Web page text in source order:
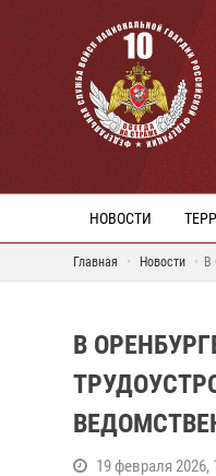
НОВОСТИ
Главная Новости В
В
19 февраля 2026,